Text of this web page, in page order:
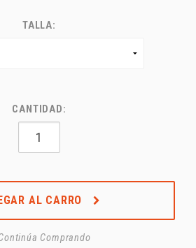
TALLA:
CANTIDAD:
AL CARRO
Comprando